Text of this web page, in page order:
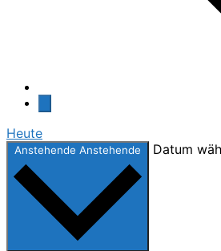
Heute
Anstehende Anstehende Datum